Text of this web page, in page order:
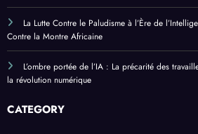
La Lutte Contre le Paludisme à l’Ère de
Contre la Montre Africaine
L’ombre portée de l’IA : La précarité des
la révolution numérique
CATEGORY